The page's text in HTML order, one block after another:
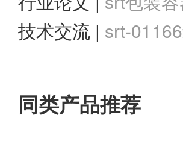
测试
技术交流 | srt-
同类产品推荐